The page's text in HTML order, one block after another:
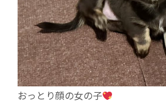
おっとり顔の女の子